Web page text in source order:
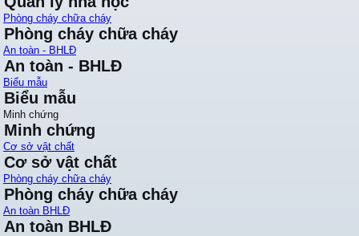
Phòng cháy chữa cháy
Phòng cháy chữa cháy
An toàn - BHLĐ
An toàn - BHLĐ
Biểu mẫu
Biểu mẫu
Minh chứng
Minh chứng
Cơ sở vật chất
Cơ sở vật chất
Phòng cháy chữa cháy
Phòng cháy chữa cháy
An toàn BHLĐ
An toàn BHLĐ